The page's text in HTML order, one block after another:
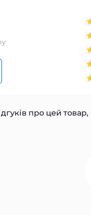
про цей